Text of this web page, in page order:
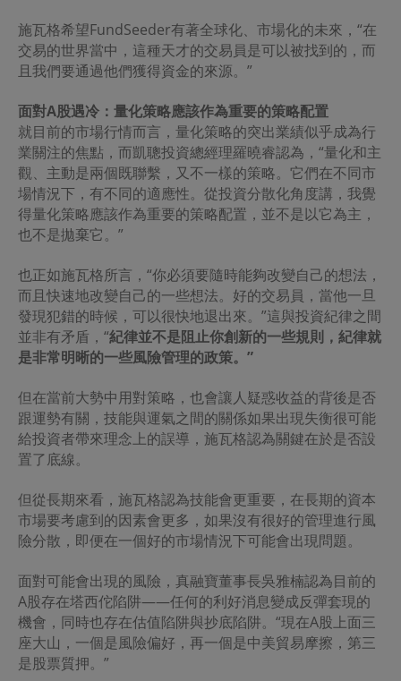
施瓦格希望FundSeeder有著全球化、市場化的未來，“在
交易的世界當中，這種天才的交易員是可以被找到的，而
且我們要通過他們獲得資金的來源。”
面對A股遇冷：量化策略應該作為重要的策略配置
就目前的市場行情而言，量化策略的突出業績似乎成為行
業關注的焦點，而凱聰投資總經理羅曉睿認為，“量化和主
觀、主動是兩個既聯繫，又不一樣的策略。它們在不同市
場情況下，有不同的適應性。從投資分散化角度講，我覺
得量化策略應該作為重要的策略配置，並不是以它為主，
也不是拋棄它。”
也正如施瓦格所言，“你必須要隨時能夠改變自己的想法，
而且快速地改變自己的一些想法。好的交易員，當他一旦
發現犯錯的時候，可以很快地退出來。”這與投資紀律之間
並非有矛盾，“紀律並不是阻止你創新的一些規則，紀律就
是非常明晰的一些風險管理的政策。”
但在當前大勢中用對策略，也會讓人疑惑收益的背後是否
跟運勢有關，技能與運氣之間的關係如果出現失衡很可能
給投資者帶來理念上的誤導，施瓦格認為關鍵在於是否設
置了底線。
但從長期來看，施瓦格認為技能會更重要，在長期的資本
市場要考慮到的因素會更多，如果沒有很好的管理進行風
險分散，即便在一個好的市場情況下可能會出現問題。
面對可能會出現的風險，真融寶董事長吳雅楠認為目前的
A股存在塔西佗陷阱——任何的利好消息變成反彈套現的
機會，同時也存在估值陷阱與抄底陷阱。“現在A股上面三
座大山，一個是風險偏好，再一個是中美貿易摩擦，第三
是股票質押。”